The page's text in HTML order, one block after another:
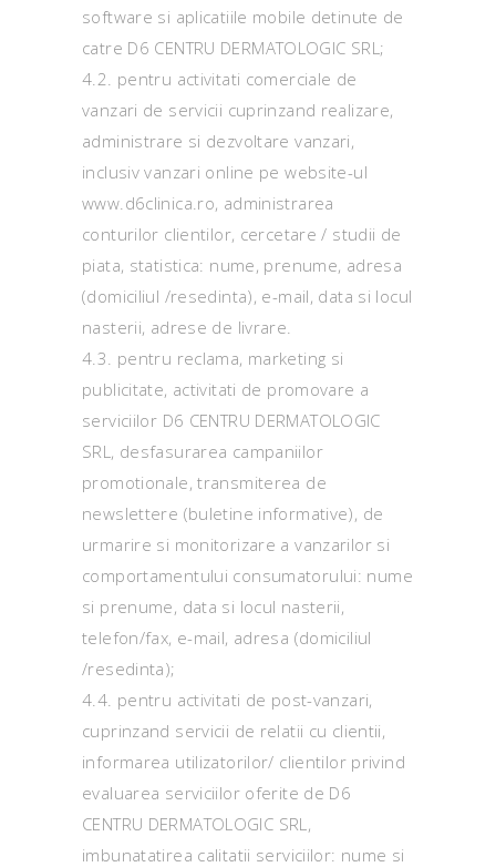
software si aplicatiile mobile detinute de
catre D6 CENTRU DERMATOLOGIC SRL;
4.2. pentru activitati comerciale de
vanzari de servicii cuprinzand realizare,
administrare si dezvoltare vanzari,
inclusiv vanzari online pe website-ul
www.d6clinica.ro, administrarea
conturilor clientilor, cercetare / studii de
piata, statistica: nume, prenume, adresa
(domiciliul /resedinta), e-mail, data si locul
nasterii, adrese de livrare.
4.3. pentru reclama, marketing si
publicitate, activitati de promovare a
serviciilor D6 CENTRU DERMATOLOGIC
SRL, desfasurarea campaniilor
promotionale, transmiterea de
newslettere (buletine informative), de
urmarire si monitorizare a vanzarilor si
comportamentului consumatorului: nume
si prenume, data si locul nasterii,
telefon/fax, e-mail, adresa (domiciliul
/resedinta);
4.4. pentru activitati de post-vanzari,
cuprinzand servicii de relatii cu clientii,
informarea utilizatorilor/ clientilor privind
evaluarea serviciilor oferite de D6
CENTRU DERMATOLOGIC SRL,
imbunatatirea calitatii serviciilor: nume si